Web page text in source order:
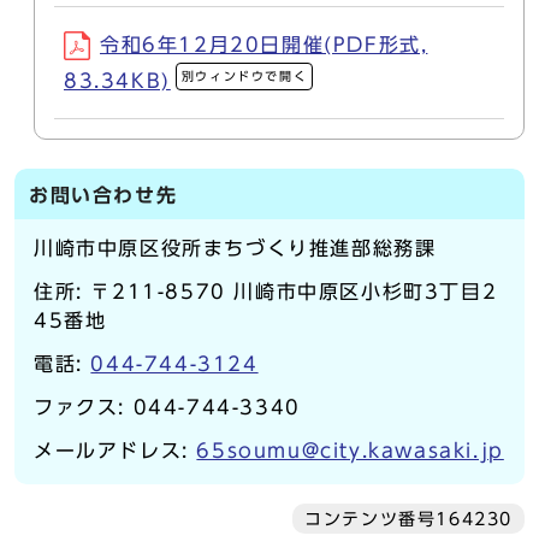
令和6年12月20日開催(PDF形式,
83.34KB)
別ウィンドウで開く
お問い合わせ先
川崎市中原区役所まちづくり推進部総務課
住所: 〒211-8570 川崎市中原区小杉町3丁目2
45番地
電話: 044-744-3124
ファクス: 044-744-3340
メールアドレス:65soumu@city.kawasaki.jp
コンテンツ番号164230